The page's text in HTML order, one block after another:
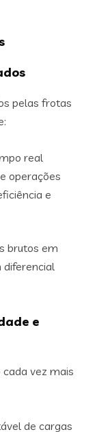
pelas frotas
real
operações
e
brutos em
diferencial
e
vez mais
de cargas